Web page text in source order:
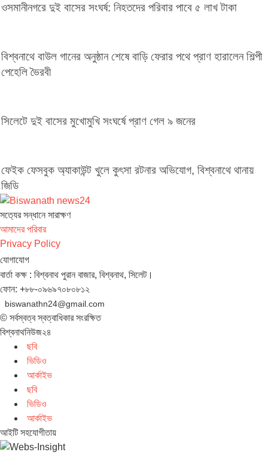
ওসমানীনগরে দুই বাসের সংঘর্ষ: নিহতদের পরিবার পাবে ৫ লাখ টাকা
বিশ্বনাথে বাউল গানের অনুষ্ঠান শেষে বাড়ি ফেরার পথে প্রাণ হারালেন শিল্পী
পেহেলি ভৈরবী
সিলেটে দুই বাসের মুখোমুখি সংঘর্ষে প্রাণ গেল ৯ জনের
ফেইক ফেসবুক অ্যাকাউন্ট খুলে কুৎসা রটনার অভিযোগ, বিশ্বনাথে থানায়
জিডি
সত‌্যের সন্ধানে সারাক্ষণ
আমাদের পরিবার
Privacy Policy
যোগাযোগ
বার্তা কক্ষ : বিশ্বনাথ পুরান বাজার, বিশ্বনাথ, সিলেট।
ফোন: +৮৮-০৯৬৯৭০৮০৮১২
biswanathn24@gmail.com
© সর্বস্বত্ব স্বত্বাধিকার সংরক্ষিত
বিশ্বনাথনিউজ২৪
ছবি
ভিডিও
আর্কাইভ
ছবি
ভিডিও
আর্কাইভ
আইটি সহযোগীতায়